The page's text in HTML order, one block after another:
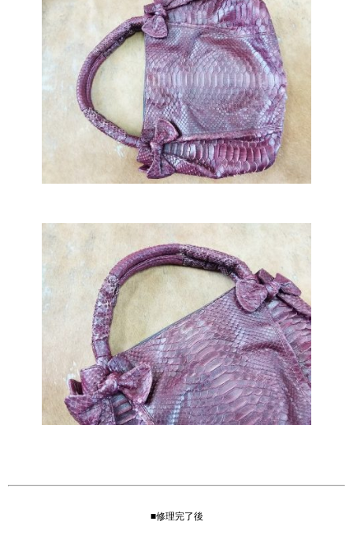
■修理完了後